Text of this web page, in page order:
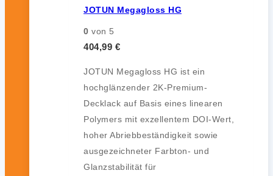
JOTUN Megagloss HG
0 von 5
404,99 €
JOTUN Megagloss HG ist ein
hochglänzender 2K-Premium-
Decklack auf Basis eines linearen
Polymers mit exzellentem DOI-Wert,
hoher Abriebbeständigkeit sowie
ausgezeichneter Farbton- und
Glanzstabilität für